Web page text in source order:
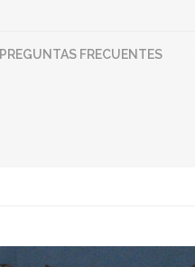
PREGUNTAS FRECUENTES